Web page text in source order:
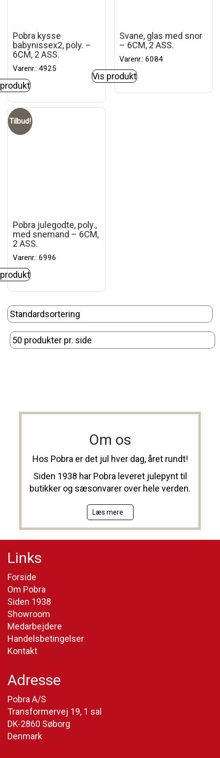
Pobra kysse
babynissex2, poly. –
6CM, 2 ASS.
Varenr.: 4925
Svane, glas med snor
– 6CM, 2 ASS.
Varenr.: 6084
Vis produkt
Tilbud!
Pobra julegodte, poly.,
med snemand – 6CM,
2 ASS.
Varenr.: 6996
Om os
Hos Pobra er det jul hver dag, året rundt!
Siden 1938 har Pobra leveret julepynt til
butikker og sæsonvarer over hele verden.
Læs mere
Links
Forside
Om Pobra
Siden 1938
Showroom
Medarbejdere
Handelsbetingelser
Kontakt
Adresse
Pobra A/S
Transformervej 19, 1 sal
DK-2860 Søborg
Denmark